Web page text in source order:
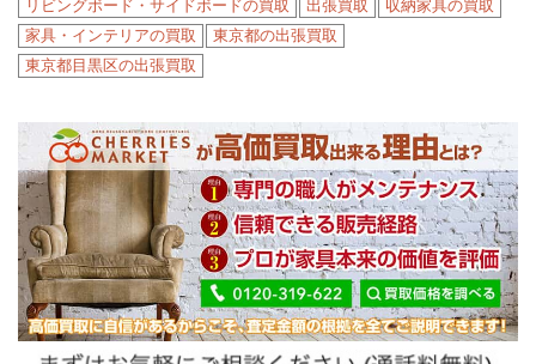
リビングボード・サイドボードの買取 出張買取
収納家具の買取
家具・インテリアの買取
東京都の出張買取
東京都目黒区の出張買取